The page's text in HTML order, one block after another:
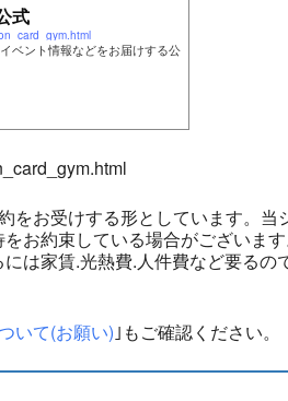
式
ベント情報などをお届けする公
をお受けする形としています。当
お約束している場合がございま
は家賃.光熱費.人件費など要るの
いて(お願い) ｣もご確認ください。